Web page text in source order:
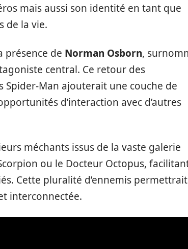
mais aussi son identité en tant que
de la vie.
présence de Norman Osborn,
central. Ce retour des
Spider-Man ajouterait une couche de
d’interaction avec d’autres
méchants issus de la vaste galerie
ou le Docteur Octopus,
Cette pluralité d’ennemis
interconnectée.